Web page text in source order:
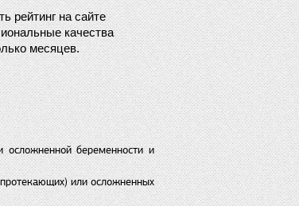
рейтинг на сайте
качества
месяцев.
осложненной беременности и
или осложненных